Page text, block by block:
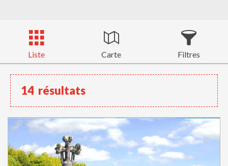
Liste Carte Filtres
14 résultats